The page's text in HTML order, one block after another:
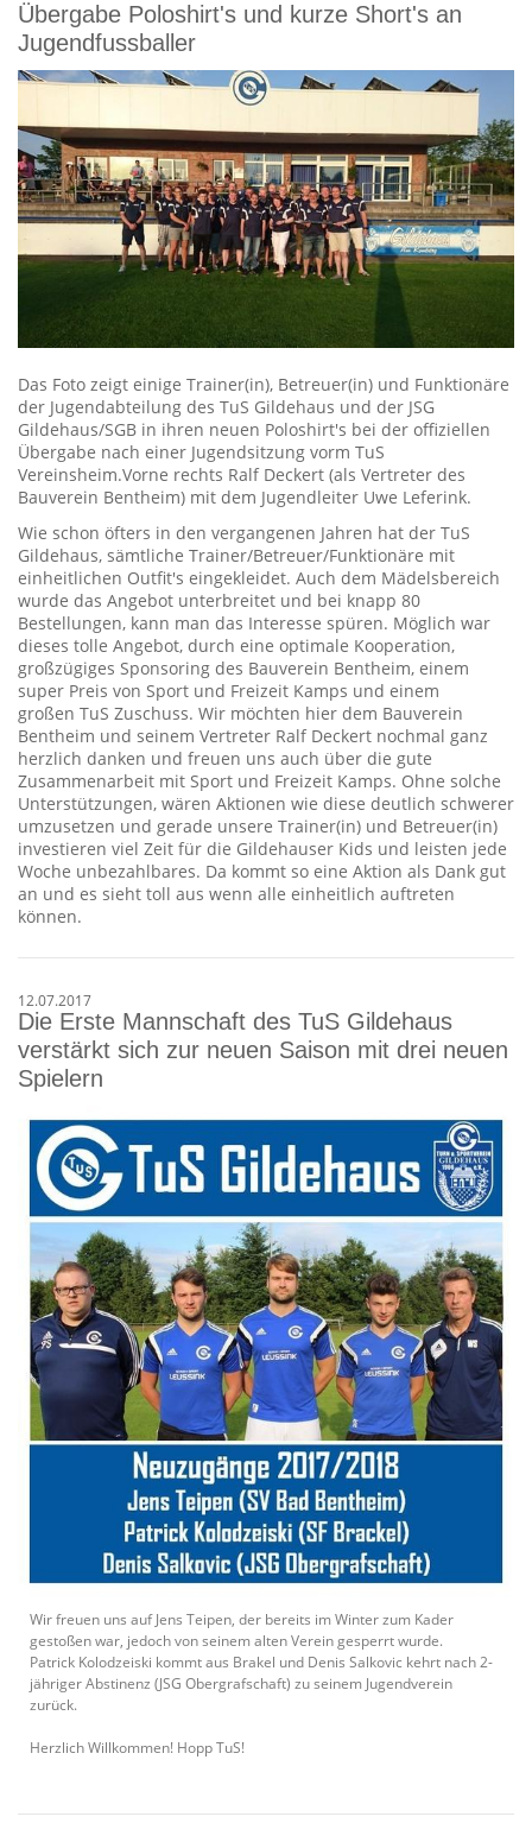
Übergabe Poloshirt's und kurze Short's an
Jugendfussballer
Das Foto zeigt einige Trainer(in), Betreuer(in) und Funktionäre
der Jugendabteilung des TuS Gildehaus und der JSG
Gildehaus/SGB in ihren neuen Poloshirt's bei der offiziellen
Übergabe nach einer Jugendsitzung vorm TuS
Vereinsheim.Vorne rechts Ralf Deckert (als Vertreter des
Bauverein Bentheim) mit dem Jugendleiter Uwe Leferink.
Wie schon öfters in den vergangenen Jahren hat der TuS
Gildehaus, sämtliche Trainer/Betreuer/Funktionäre mit
einheitlichen Outfit's eingekleidet. Auch dem Mädelsbereich
wurde das Angebot unterbreitet und bei knapp 80
Bestellungen, kann man das Interesse spüren. Möglich war
dieses tolle Angebot, durch eine optimale Kooperation,
großzügiges Sponsoring des Bauverein Bentheim, einem
super Preis von Sport und Freizeit Kamps und einem
großen TuS Zuschuss. Wir möchten hier dem Bauverein
Bentheim und seinem Vertreter Ralf Deckert nochmal ganz
herzlich danken und freuen uns auch über die gute
Zusammenarbeit mit Sport und Freizeit Kamps. Ohne solche
Unterstützungen, wären Aktionen wie diese deutlich schwerer
umzusetzen und gerade unsere Trainer(in) und Betreuer(in)
investieren viel Zeit für die Gildehauser Kids und leisten jede
Woche unbezahlbares. Da kommt so eine Aktion als Dank gut
an und es sieht toll aus wenn alle einheitlich auftreten
können.
12.07.2017
Die Erste Mannschaft des TuS Gildehaus
verstärkt sich zur neuen Saison mit drei neuen
Spielern
Wir freuen uns auf Jens Teipen, der bereits im Winter zum Kader
gestoßen war, jedoch von seinem alten Verein gesperrt wurde.
Patrick Kolodzeiski kommt aus Brakel und Denis Salkovic kehrt nach 2-
jähriger Abstinenz (JSG Obergrafschaft) zu seinem Jugendverein
zurück.
Herzlich Willkommen! Hopp TuS!